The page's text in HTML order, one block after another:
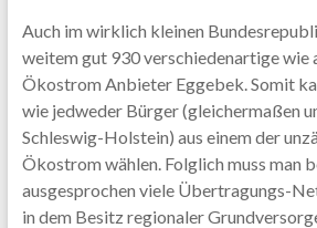
Auch im wirklich kleinen
weitem gut 930 verschiedenartige wie
Ökostrom Anbieter Eggebek. Somit
wie jedweder Bürger (gleichermaßen
Schleswig-Holstein) aus einem der
Ökostrom wählen. Folglich muss man
ausgesprochen viele Übertragungs-
in dem Besitz regionaler